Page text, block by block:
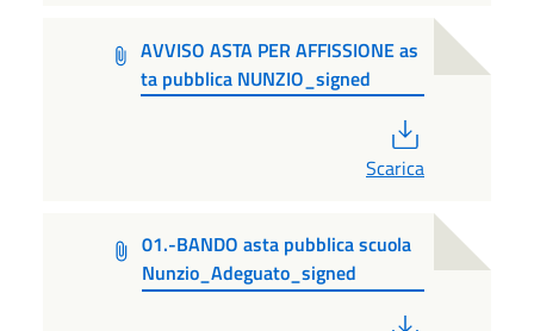
AVVISO ASTA PER AFFISSIONE as
ta pubblica NUNZIO_signed
Scarica
01.-BANDO asta pubblica scuola
Nunzio_Adeguato_signed